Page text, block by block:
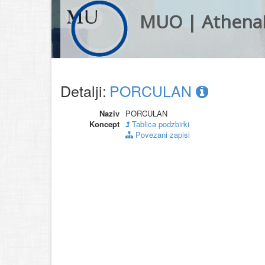
MUO |
Detalji: PORCULAN
Naziv PORCULAN
Koncept
Tablica podzbirki
Povezani zapisi